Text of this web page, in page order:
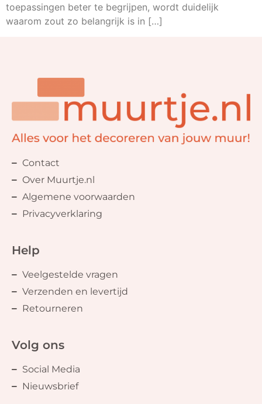
toepassingen beter te begrijpen, wordt duidelijk
waarom zout zo belangrijk is in […]
Contact
Over Muurtje.nl
Algemene voorwaarden
Privacyverklaring
Help
Veelgestelde vragen
Verzenden en levertijd
Retourneren
Volg ons
Social Media
Nieuwsbrief